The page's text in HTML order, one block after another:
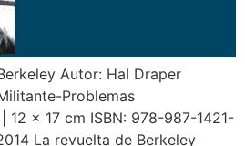
Autor: Hal Draper
Problemas
12 x 17 cm ISBN: 978-987-1421-
La revuelta de Berkeley